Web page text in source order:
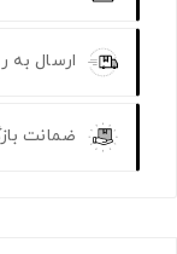
ارسال به
ضمانت